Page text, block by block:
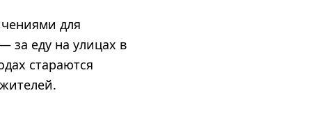
для
за еду на улицах в
стараются